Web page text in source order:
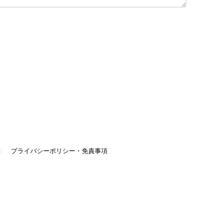
プライバシーポリシー・免責事項